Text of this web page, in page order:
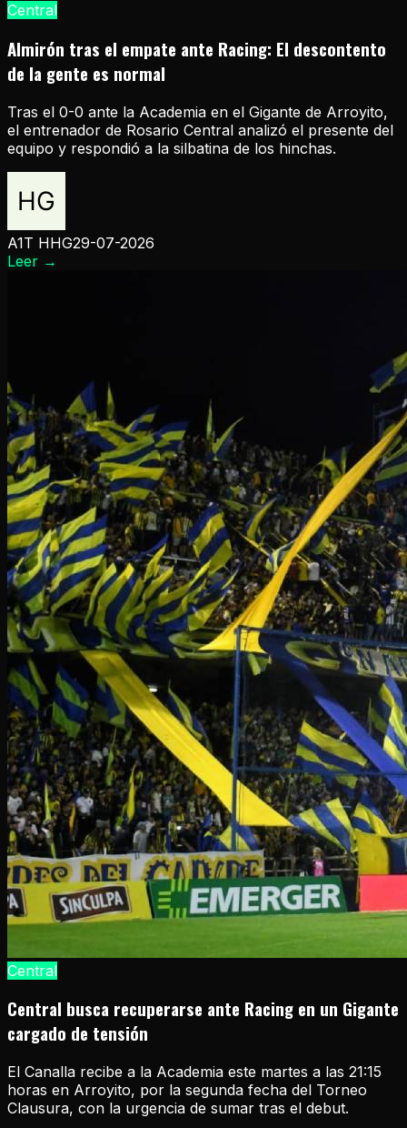
Central
Almirón tras el empate ante Racing: El descontento
de la gente es normal
Tras el 0-0 ante la Academia en el Gigante de Arroyito,
el entrenador de Rosario Central analizó el presente del
equipo y respondió a la silbatina de los hinchas.
A1T HHG29-07-2026
Leer →
Central
Central busca recuperarse ante Racing en un Gigante
cargado de tensión
El Canalla recibe a la Academia este martes a las 21:15
horas en Arroyito, por la segunda fecha del Torneo
Clausura, con la urgencia de sumar tras el debut.